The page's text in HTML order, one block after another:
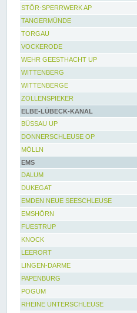
STÖR-SPERRWERK AP
TANGERMÜNDE
TORGAU
VOCKERODE
WEHR GEESTHACHT UP
WITTENBERG
WITTENBERGE
ZOLLENSPIEKER
ELBE-LÜBECK-KANAL
BÜSSAU UP
DONNERSCHLEUSE OP
MÖLLN
EMS
DALUM
DUKEGAT
EMDEN NEUE SEESCHLEUSE
EMSHÖRN
FUESTRUP
KNOCK
LEERORT
LINGEN-DARME
PAPENBURG
POGUM
RHEINE UNTERSCHLEUSE